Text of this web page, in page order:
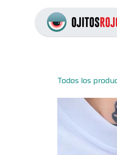
Todos los